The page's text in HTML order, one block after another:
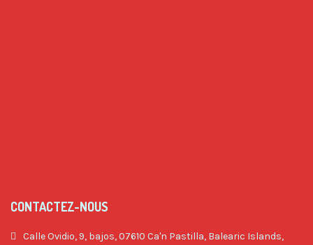
CONTACTEZ-NOUS
Calle Ovidio, 9, bajos, 07610 Ca'n Pastilla, Balearic Islands,